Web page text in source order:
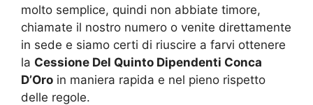
molto semplice, quindi non abbiate timore,
chiamate il nostro numero o venite direttamente
in sede e siamo certi di riuscire a farvi ottenere
la Cessione Del Quinto Dipendenti Conca
D’Oro in maniera rapida e nel pieno rispetto
delle regole.